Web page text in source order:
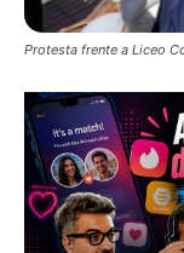
Protesta frente a Liceo